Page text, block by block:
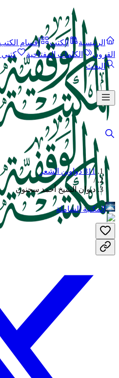
الرئيسية الكتب أقسام الكتب
القرون
الكلمات المفتاحية
كتبي
البحث
811 دواوين الشعر
/
ديوان الشيخ أحمد سحنون
المكتبة الشاملة